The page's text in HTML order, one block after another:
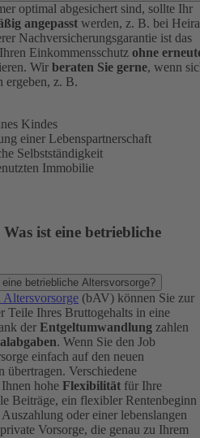
optimal abgesichert sind, sollte Ihr
angepasst werden, z. B. bei
Nachversicherungsgarantie ist das
Einkommensschutz ohne
Wir beraten Sie gerne, wenn
ergeben, z. B.
Kindes
einer Lebenspartnerschaft
Selbstständigkeit
Immobilie
ist eine betriebliche
betriebliche Altersvorsorge?
Altersvorsorge (bAV) können Sie zur
Teile Ihres Bruttogehalts in eine
der Entgeltumwandlung zahlen
. Wenn Sie den Job
einfach auf den neuen
Verschiedene
hohe Flexibilität für Ihre
Beiträge, ein flexibler Rentenbeginn
oder einer lebenslangen
Vorsorge, die genau zu Ihrem